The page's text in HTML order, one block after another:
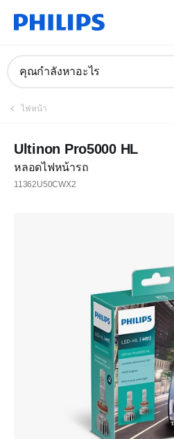
คุณกำลังหาอะไร
ไฟหน้า
Ultinon Pro5000 HL
หลอดไฟหน้ารถ
11362U50CWX2